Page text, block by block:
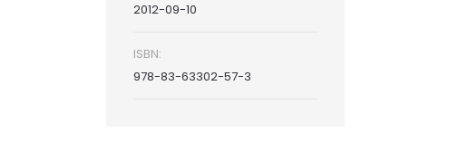
2012-09-10
ISBN:
978-83-63302-57-3